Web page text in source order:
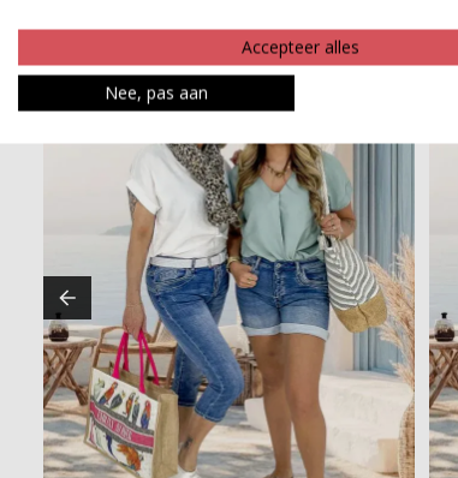
Accepteer alles
Nee, pas aan